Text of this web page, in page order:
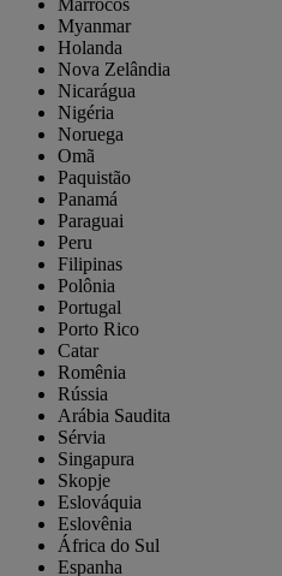
Myanmar
Holanda
Nova Zelândia
Nicarágua
Nigéria
Noruega
Omã
Paquistão
Panamá
Paraguai
Peru
Filipinas
Polônia
Portugal
Porto Rico
Catar
Romênia
Rússia
Arábia Saudita
Sérvia
Singapura
Skopje
Eslováquia
Eslovênia
África do Sul
Espanha